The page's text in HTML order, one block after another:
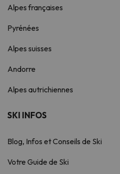
Alpes françaises
Pyrénées
Alpes suisses
Andorre
Alpes autrichiennes
SKI INFOS
Blog, Infos et Conseils de Ski
Votre Guide de Ski